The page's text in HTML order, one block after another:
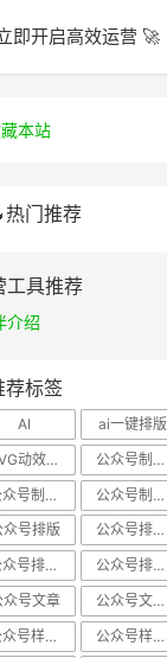
即开启高效运营 🚀
藏本站
热门推荐
工具推荐
荐标签
AI ai一键排版
SVG动效样式
公众号制作、公众号排版
公众号制作、微信编辑器
公众号制作，公众号排版
众号排版
公众号排版，公众号模板
公众号排版，微信编辑器
公众号排版，排版样式
众号文章
公众号文章、公众号运营
公众号样式，微信公众号排版
公众号样式，微信编辑器